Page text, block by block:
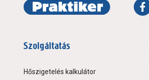
Szolgáltatás
Hőszigetelés kalkulátor